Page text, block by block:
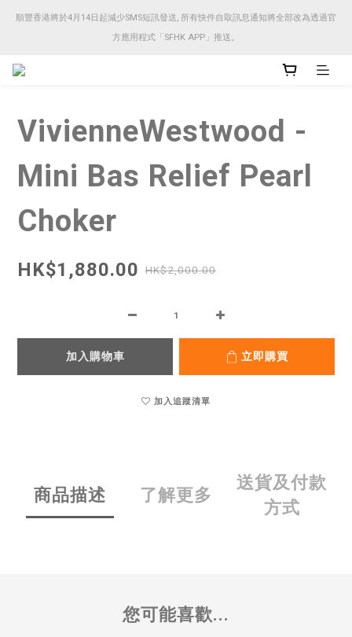
順豐香港將於4月14日起減少SMS短訊發送, 所有快件自取訊息通知將全部改為透過官
方應用程式「SFHK APP」推送。
順豐香港將於4月14日起減少SMS短訊發送, 所有快件自取訊息通知將全部改為透過官
方應用程式「SFHK APP」推送。
順豐香港將於4月14日起減少SMS短訊發送, 所有快件自取訊息通知將全部改為透過官
VivienneWestwood -
Mini Bas Relief Pearl
Choker
HK$1,880.00 HK$2,000.00
加入購物車 立即購買
加入追蹤清單
商品描述 了解更多
送貨及付款
方式
您可能喜歡...